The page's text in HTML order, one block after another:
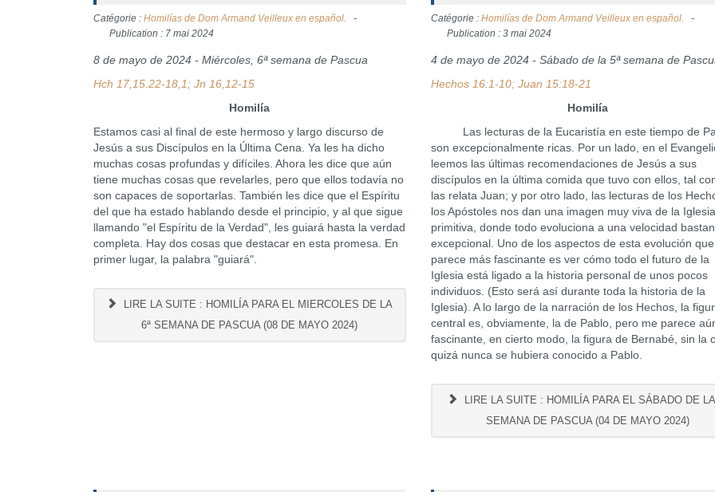
Catégorie : Homilías de Dom Armand Veilleux en español.
Publication : 7 mai 2024
8 de mayo de 2024 - Miércoles, 6ª semana de Pascua
Hch 17,15.22-18,1; Jn 16,12-15
Homilía
Estamos casi al final de este hermoso y largo discurso de
Jesús a sus Discípulos en la Última Cena. Ya les ha dicho
muchas cosas profundas y difíciles. Ahora les dice que aún
tiene muchas cosas que revelarles, pero que ellos todavía no
son capaces de soportarlas. También les dice que el Espíritu
del que ha estado hablando desde el principio, y al que sigue
llamando "el Espíritu de la Verdad", les guiará hasta la verdad
completa. Hay dos cosas que destacar en esta promesa. En
primer lugar, la palabra "guiará".
LIRE LA SUITE : HOMILÍA PARA EL MIERCOLES DE LA
6ª SEMANA DE PASCUA (08 DE MAYO 2024)
Catégorie :Homilías de Dom Armand Veilleux en español.
Publication : 3 mai 2024
4 de mayo de 2024 - Sábado de la 5ª semana de
Hechos 16:1-10; Juan 15:18-21
Homilía
Las lecturas de la Eucaristía en este tiempo de
son excepcionalmente ricas. Por un lado, en el
leemos las últimas recomendaciones de Jesús a sus
discípulos en la última comida que tuvo con ellos, tal
las relata Juan; y por otro lado, las lecturas de los
los Apóstoles nos dan una imagen muy viva de la Iglesia
primitiva, donde todo evoluciona a una velocidad
excepcional. Uno de los aspectos de esta evolución
parece más fascinante es ver cómo todo el futuro de la
Iglesia está ligado a la historia personal de unos pocos
individuos. (Esto será así durante toda la historia de la
Iglesia). A lo largo de la narración de los Hechos, la
central es, obviamente, la de Pablo, pero me parece
fascinante, en cierto modo, la figura de Bernabé, sin la
quizá nunca se hubiera conocido a Pablo.
LIRE LA SUITE : HOMILÍA PARA EL SÁBADO DE
SEMANA DE PASCUA (04 DE MAYO 2024)